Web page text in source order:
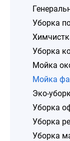
Уборка
Уборка
Мойка
Мойка
Эко-
Уборка
Уборка
Уборка